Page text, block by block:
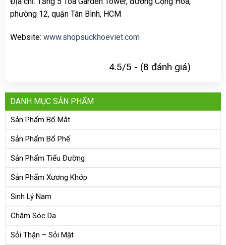
phường 12, quận Tân Bình, HCM
Website: www.shopsuckhoeviet.com
4.5/5 - (8 đánh giá)
DANH MỤC SẢN PHẨM
Sản Phẩm Bổ Mắt
Sản Phẩm Bổ Phế
Sản Phẩm Tiểu Đường
Sản Phẩm Xương Khớp
Sinh Lý Nam
Chăm Sóc Da
Sỏi Thận – Sỏi Mật